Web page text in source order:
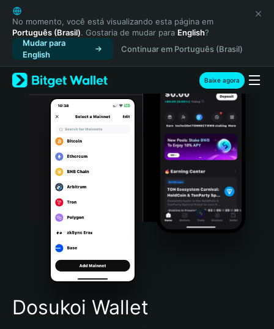
English
日本語
Tiếng Việt
Русский
Español (Latinoamérica)
Türkçe
Italiano
Português (Portugal)
Bahasa Indonesia
Português (Brasil)
Español (Argentina)
No momento, você está visualizando esta página em
Português (Brasil). Gostaria de mudar para English?
Mudar para
English
Continuar em Português (Brasil)
Baixe agora
Dosukoi Wallet